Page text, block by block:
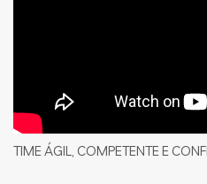
TIME ÁGIL, COMPETENTE E